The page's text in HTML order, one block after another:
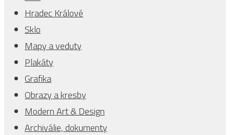
Hradec Králové
Sklo
Mapy a veduty
Plakáty
Grafika
Obrazy a kresby
Modern Art & Design
Archiválie, dokumenty